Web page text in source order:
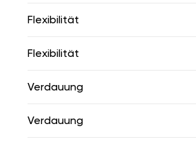
Flexibilität
Flexibilität
Verdauung
Verdauung